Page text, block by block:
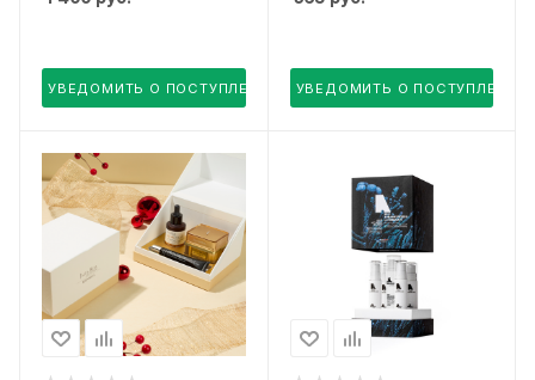
УВЕДОМИТЬ О ПОСТУПЛЕНИИ УВЕДОМИТЬ О ПОСТУПЛЕНИИ